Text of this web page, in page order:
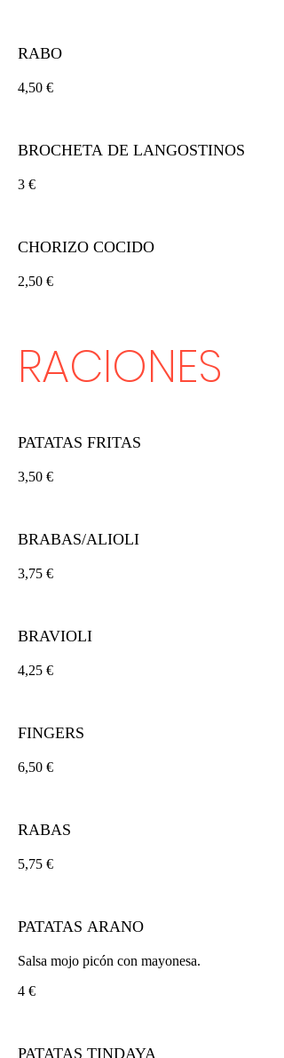
RABO
4,50 €
BROCHETA DE LANGOSTINOS
3 €
CHORIZO COCIDO
2,50 €
RACIONES
PATATAS FRITAS
3,50 €
BRABAS/ALIOLI
3,75 €
BRAVIOLI
4,25 €
FINGERS
6,50 €
RABAS
5,75 €
PATATAS ARANO
Salsa mojo picón con mayonesa.
4 €
PATATAS TINDAYA